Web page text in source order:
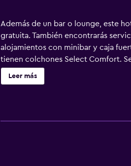
Además de un bar o lounge, este
gratuita. También encontrarás
alojamientos con minibar y caja
tienen colchones Select Comfort.
ducha, zapatillas, artículos de
acceso a Internet wifi gratis. Los
Leer más